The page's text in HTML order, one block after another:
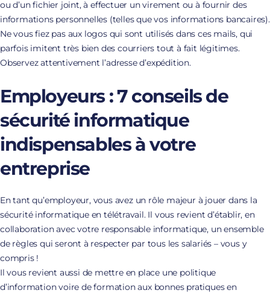
ou d’un fichier joint, à effectuer un virement ou à fournir des
informations personnelles (telles que vos informations bancaires).
Ne vous fiez pas aux logos qui sont utilisés dans ces mails, qui
parfois imitent très bien des courriers tout à fait légitimes.
Observez attentivement l’adresse d’expédition.
Employeurs : 7 conseils de
sécurité informatique
indispensables à votre
entreprise
En tant qu’employeur, vous avez un rôle majeur à jouer dans la
sécurité informatique en télétravail. Il vous revient d’établir, en
collaboration avec votre responsable informatique, un ensemble
de règles qui seront à respecter par tous les salariés – vous y
compris !
Il vous revient aussi de mettre en place une politique
d’information voire de formation aux bonnes pratiques en